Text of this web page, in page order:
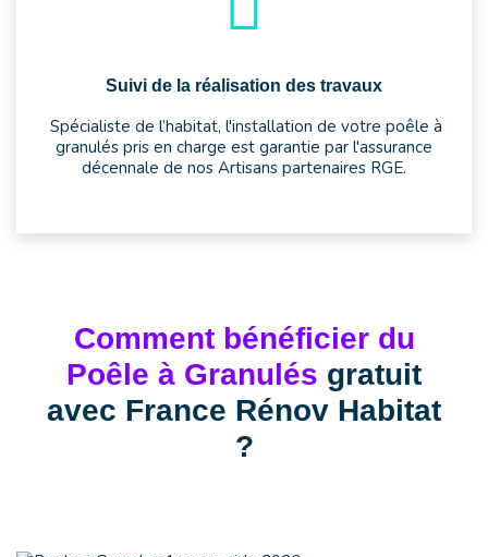
Suivi de la réalisation des travaux
Spécialiste de l’habitat, l'installation de votre poêle à
granulés pris en charge est garantie par l'assurance
décennale de nos Artisans partenaires RGE.
Comment bénéficier du
Poêle à Granulés gratuit
avec France Rénov Habitat
?